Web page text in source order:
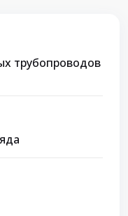
трубопроводов